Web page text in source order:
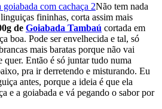
Não tem nada
fininhas, corta assim mais
de Goiabada Tambaú cortada em
boa. Pode ser envelhecida e tal, só
mais baratas porque não vai
quer. Então é só juntar tudo numa
pra ir derretendo e misturando. Eu
antes, porque a ideia é que ela
e a goiabada e vá pegando o sabor por